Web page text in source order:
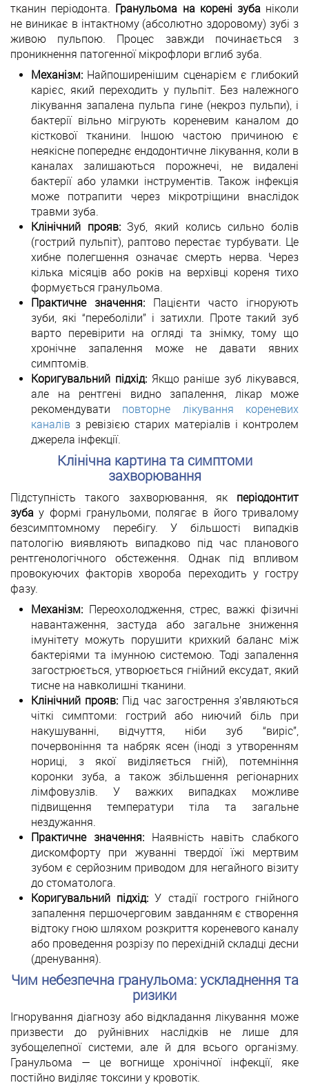
тканин періодонта. Гранульома на корені зуба ніколи
не виникає в інтактному (абсолютно здоровому) зубі з
живою пульпою. Процес завжди починається з
проникнення патогенної мікрофлори вглиб зуба.
Механізм: Найпоширенішим сценарієм є глибокий
карієс, який переходить у пульпіт. Без належного
лікування запалена пульпа гине (некроз пульпи), і
бактерії вільно мігрують кореневим каналом до
кісткової тканини. Іншою частою причиною є
неякісне попереднє ендодонтичне лікування, коли в
каналах залишаються порожнечі, не видалені
бактерії або уламки інструментів. Також інфекція
може потрапити через мікротріщини внаслідок
травми зуба.
Клінічний прояв:Зуб, який колись сильно болів
(гострий пульпіт), раптово перестає турбувати. Це
хибне полегшення означає смерть нерва. Через
кілька місяців або років на верхівці кореня тихо
формується гранульома.
Практичне значення: Пацієнти часто ігнорують
зуби, які “переболіли” і затихли. Проте такий зуб
варто перевірити на огляді та знімку, тому що
хронічне запалення може не давати явних
симптомів.
Коригувальний підхід:Якщо раніше зуб лікувався,
але на рентгені видно запалення, лікар може
рекомендувати повторне лікування кореневих
каналів з ревізією старих матеріалів і контролем
джерела інфекції.
Клінічна картина та симптоми
захворювання
Підступність такого захворювання, як періодонтит
зуба у формі гранульоми, полягає в його тривалому
безсимптомному перебігу. У більшості випадків
патологію виявляють випадково під час планового
рентгенологічного обстеження. Однак під впливом
провокуючих факторів хвороба переходить у гостру
фазу.
Механізм: Переохолодження, стрес, важкі фізичні
навантаження, застуда або загальне зниження
імунітету можуть порушити крихкий баланс між
бактеріями та імунною системою. Тоді запалення
загострюється, утворюється гнійний ексудат, який
тисне на навколишні тканини.
Клінічний прояв: Під час загострення з’являються
чіткі симптоми: гострий або ниючий біль при
накушуванні, відчуття, ніби зуб “виріс”,
почервоніння та набряк ясен (іноді з утворенням
нориці, з якої виділяється гній), потемніння
коронки зуба, а також збільшення регіонарних
лімфовузлів. У важких випадках можливе
підвищення температури тіла та загальне
нездужання.
Практичне значення:Наявність навіть слабкого
дискомфорту при жуванні твердої їжі мертвим
зубом є серйозним приводом для негайного візиту
до стоматолога.
Коригувальний підхід: У стадії гострого гнійного
запалення першочерговим завданням є створення
відтоку гною шляхом розкриття кореневого каналу
або проведення розрізу по перехідній складці десни
(дренування).
Чим небезпечна гранульома: ускладнення та
ризики
Ігнорування діагнозу або відкладання лікування може
призвести до руйнівних наслідків не лише для
зубощелепної системи, але й для всього організму.
Гранульома — це вогнище хронічної інфекції, яке
постійно виділяє токсини у кровотік.